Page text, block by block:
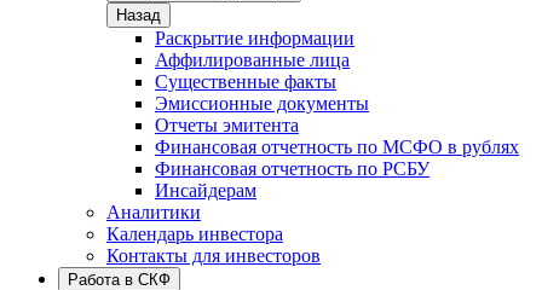
Назад
Раскрытие информации
Аффилированные лица
Существенные факты
Эмиссионные документы
Отчеты эмитента
Финансовая отчетность по МСФО в рублях
Финансовая отчетность по РСБУ
Инсайдерам
Аналитики
Календарь инвестора
Контакты для инвесторов
Работа в СКФ